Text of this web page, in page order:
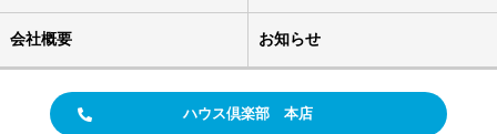
会社概要 お知らせ
ハウス倶楽部 本店